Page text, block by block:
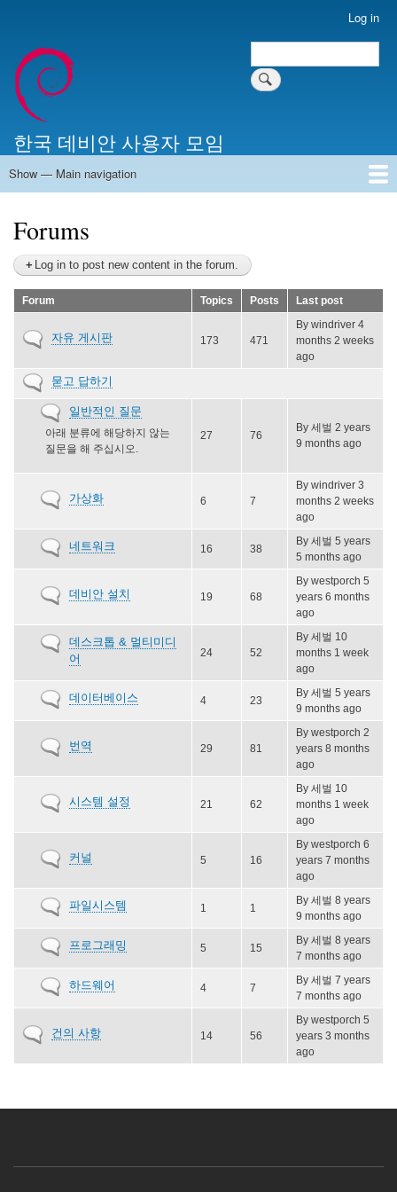
account
menu
Log in
Search
한국 데비안 사용자 모임
Main
Show — Main navigation
Forums
Log in to post new content in the forum.
Forum Topics Posts Last post
No
new
posts
자유 게시판 173 471
By windriver 4
months 2 weeks
ago
No
new
posts
묻고 답하기
No
new
posts
일반적인 질문
아래 분류에 해당하지 않는
질문을 해 주십시오.
27 76
By 세벌 2 years
9 months ago
No
new
posts
가상화 6 7
By windriver 3
months 2 weeks
ago
No
new
네트워크 16 38
By 세벌 5 years
5 months ago
No
new
posts
데비안 설치 19 68
By westporch 5
years 6 months
ago
No
new
데스크톱 & 멀티미디
어
24 52
By 세벌 10
months 1 week
ago
No
new
데이터베이스 4 23
By 세벌 5 years
9 months ago
No
new
posts
번역 29 81
By westporch 2
years 8 months
ago
No
new
posts
시스템 설정 21 62
By 세벌 10
months 1 week
ago
No
new
posts
커널 5 16
By westporch 6
years 7 months
ago
No
new
posts
파일시스템 1 1
By 세벌 8 years
9 months ago
No
new
posts
프로그래밍 5 15
By 세벌 8 years
7 months ago
No
new
하드웨어 4 7
By 세벌 7 years
7 months ago
No
new
posts
건의 사항 14 56
By westporch 5
years 3 months
ago